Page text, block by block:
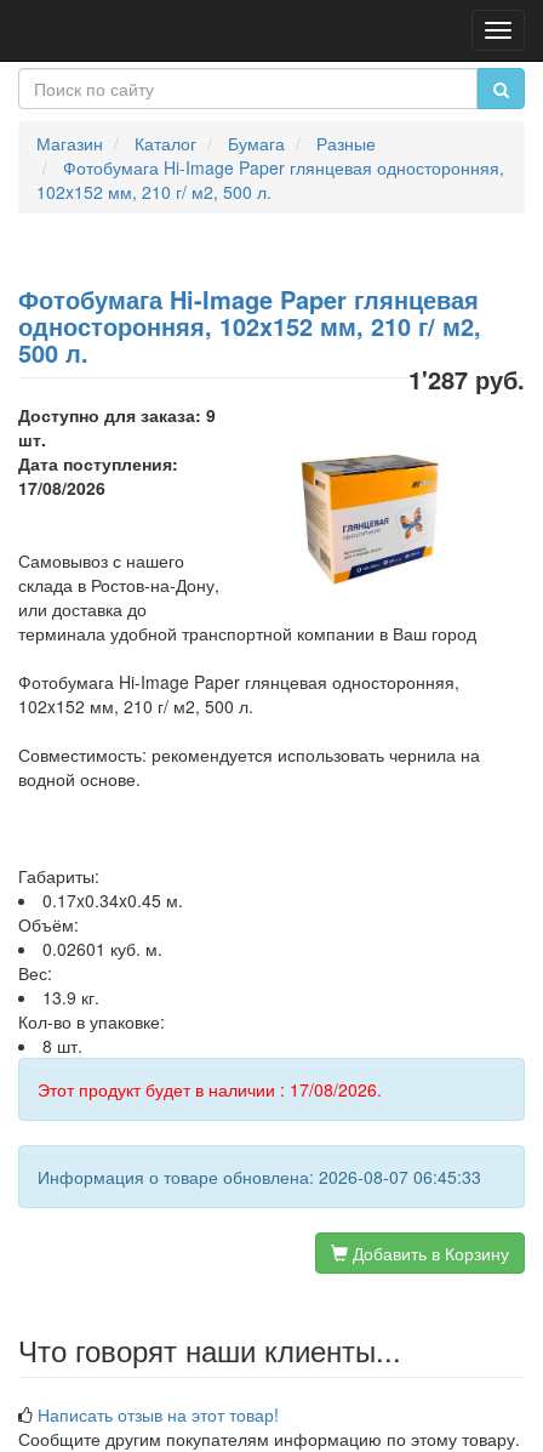
Магазин Каталог Бумага
Разные
Фотобумага Hi-Image Paper глянцевая односторонняя,
102x152 мм, 210 г/ м2, 500 л.
Фотобумага Hi-Image Paper глянцевая
односторонняя, 102x152 мм, 210 г/ м2,
500 л.
1'287 руб.
Доступно для заказа: 9
шт.
Дата поступления:
17/08/2026
Самовывоз с нашего
склада в Ростов-на-Дону,
или доставка до
терминала удобной транспортной компании в Ваш город
Фотобумага Hi-Image Paper глянцевая односторонняя,
102x152 мм, 210 г/ м2, 500 л.
Совместимость: рекомендуется использовать чернила на
водной основе.
Габариты:
0.17x0.34x0.45 м.
Объём:
0.02601 куб. м.
Вес:
13.9 кг.
Кол-во в упаковке:
8 шт.
Этот продукт будет в наличии : 17/08/2026.
Информация о товаре обновлена: 2026-08-07 06:45:33
Добавить в Корзину
Что говорят наши клиенты...
Написать отзыв на этот товар!
Сообщите другим покупателям информацию по этому товару.